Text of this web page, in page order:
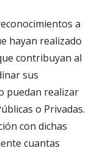
a
hayan realizado
contribuyan al
sus
puedan realizar
o Privadas.
con dichas
cuantas